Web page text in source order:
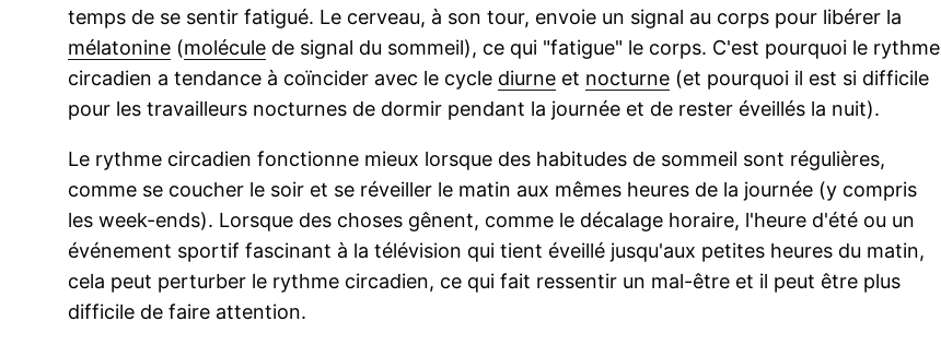
temps de se sentir fatigué. Le cerveau, à son tour, envoie un signal au corps pour libérer la
mélatonine (molécule de signal du sommeil), ce qui "fatigue" le corps. C'est pourquoi le rythme
circadien a tendance à coïncider avec le cycle diurne et nocturne (et pourquoi il est si difficile
pour les travailleurs nocturnes de dormir pendant la journée et de rester éveillés la nuit).
Le rythme circadien fonctionne mieux lorsque des habitudes de sommeil sont régulières,
comme se coucher le soir et se réveiller le matin aux mêmes heures de la journée (y compris
les week-ends). Lorsque des choses gênent, comme le décalage horaire, l'heure d'été ou un
événement sportif fascinant à la télévision qui tient éveillé jusqu'aux petites heures du matin,
cela peut perturber le rythme circadien, ce qui fait ressentir un mal-être et il peut être plus
difficile de faire attention.